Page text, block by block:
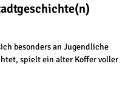
besonders an Jugendliche
spielt ein alter Koffer voller